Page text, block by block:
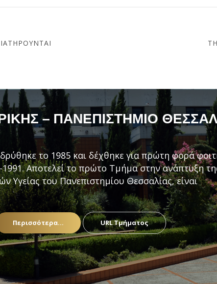
– ΠΑΝΕΠΙΣΤΉΜΙΟ
το 1985 και δέχθηκε για πρώτη φορά
1991. Αποτελεί το πρώτο Τμήμα στην ανάπτυξη
Υγείας του Πανεπιστημίου Θεσσαλίας, είναι
Περισσότερα... URL Τμήματος